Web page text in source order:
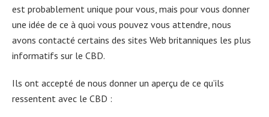
est probablement unique pour vous, mais pour vous donner
une idée de ce à quoi vous pouvez vous attendre, nous
avons contacté certains des sites Web britanniques les plus
informatifs sur le CBD.
Ils ont accepté de nous donner un aperçu de ce qu’ils
ressentent avec le CBD :